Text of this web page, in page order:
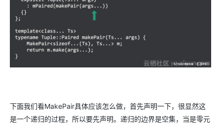
下面我们看MakePair具体应该怎么做，首先声明一下，很显然这
是一个递归的过程，所以要先声明。递归的边界是空集，当是零元